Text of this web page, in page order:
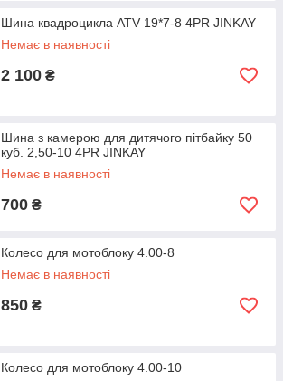
Шина квадроцикла ATV 19*7-8 4PR JINKAY
Немає в наявності
2 100 ₴
Шина з камерою для дитячого пітбайку 50
куб. 2,50-10 4PR JINKAY
Немає в наявності
700 ₴
Колесо для мотоблоку 4.00-8
Немає в наявності
850 ₴
Колесо для мотоблоку 4.00-10